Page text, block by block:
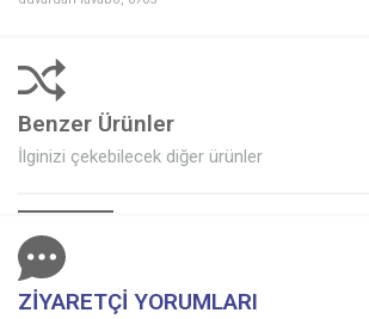
Benzer Ürünler
İlginizi çekebilecek diğer ürünler
ZİYARETÇİ YORUMLARI